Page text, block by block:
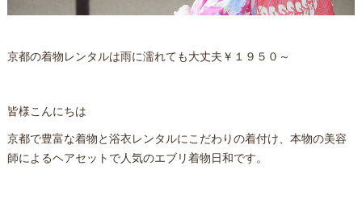
京都の着物レンタルは雨に濡れても大丈夫￥１９５０～
皆様こんにちは
京都で豊富な着物と浴衣レンタルにこだわりの着付け、本物の美容
師によるヘアセットで人気のエブリ着物日和です。